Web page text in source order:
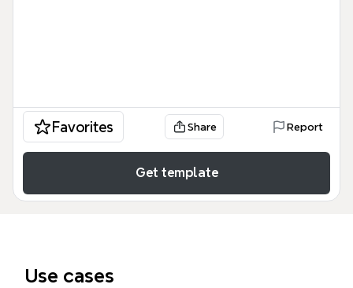
Favorites Share Report
Get template
Use cases